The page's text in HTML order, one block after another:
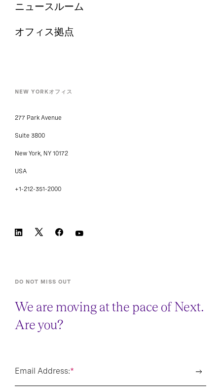
ニュースルーム
オフィス拠点
NEW YORKオフィス
277 Park Avenue
Suite 3800
New York, NY 10172
USA
+1-212-351-2000
DO NOT MISS OUT
We are moving at the pace of Next.
Are you?
*
Email Address: